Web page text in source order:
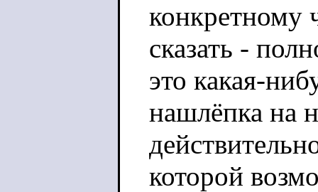
конкретному
сказать -
это какая-
нашлёпка на
которой